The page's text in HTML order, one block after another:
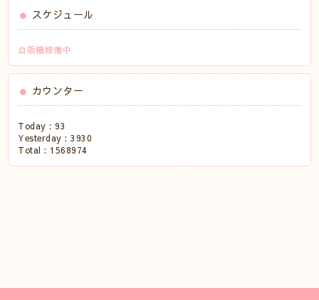
スケジュール
自販機稼働中
カウンター
Today :93
Yesterday :3930
Total : 1568974